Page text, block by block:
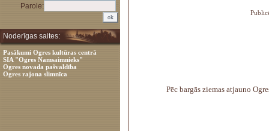
Parole:
Noderīgas saites:
Pasākumi Ogres kultūras centrā
SIA "Ogres Namsaimnieks"
Ogres novada pašvaldība
Ogres rajona slimnīca
Pēc bargās ziemas atjauno